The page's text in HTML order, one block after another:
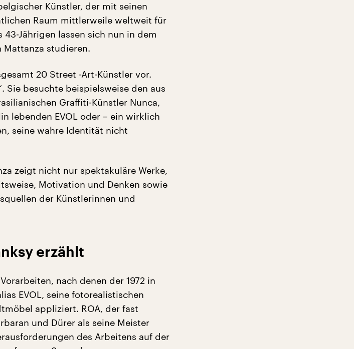
Künstler, der mit seinen
Raum mittlerweile weltweit für
Jährigen lassen sich nun in dem
studieren.
20 Street -Art-Künstler vor.
Sie besuchte beispielsweise den aus
Graffiti-Künstler Nunca,
lebenden EVOL oder – ein wirklich
seine wahre Identität nicht
zeigt nicht nur spektakuläre Werke,
Motivation und Denken sowie
der Künstlerinnen und
erzählt
nach denen der 1972 in
EVOL, seine fotorealistischen
appliziert. ROA, der fast
und Dürer als seine Meister
des Arbeitens auf der